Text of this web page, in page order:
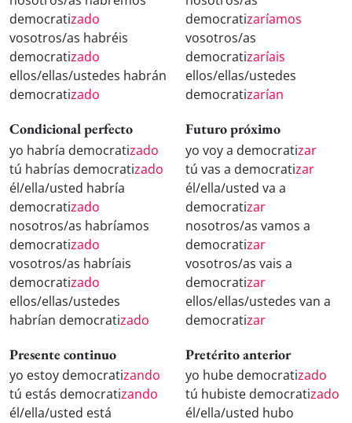
democratizado
vosotros/as habréis
democratizado
ellos/ellas/ustedes habrán
democratizado
democratizaríamos
vosotros/as
democratizaríais
ellos/ellas/ustedes
democratizarían
Condicional perfecto
yo habría democratizado
tú habrías democratizado
él/ella/usted habría
democratizado
nosotros/as habríamos
democratizado
vosotros/as habríais
democratizado
ellos/ellas/ustedes
habrían democratizado
Futuro próximo
yo voy a democratizar
tú vas a democratizar
él/ella/usted va a
democratizar
nosotros/as vamos a
democratizar
vosotros/as vais a
democratizar
ellos/ellas/ustedes van a
democratizar
Presente continuo
yo estoy democratizando
tú estás democratizando
él/ella/usted está
Pretérito anterior
yo hube democratizado
tú hubiste democratizado
él/ella/usted hubo